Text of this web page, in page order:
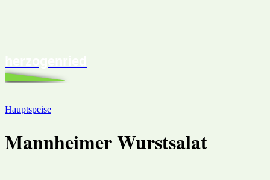
Hauptspeise
Mannheimer Wurstsalat